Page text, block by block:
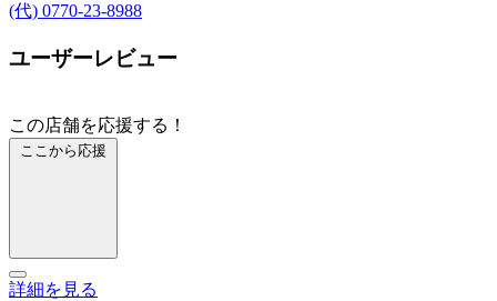
(代) 0770-23-8988
ユーザーレビュー
この店舗を応援する！
ここから応援
詳細を見る